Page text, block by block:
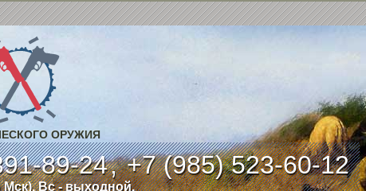
ОРУЖИЯ
89-24,+7 (985) 523-60-12
Мск). Вс - выходной.